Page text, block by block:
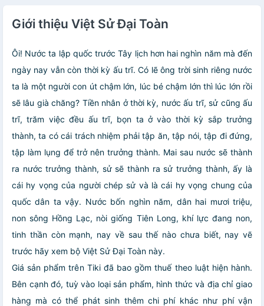
Giới thiệu Việt Sử Đại Toàn
Ôi! Nước ta lập quốc trước Tây lịch hơn hai nghìn năm mà đến
ngày nay vẫn còn thời kỳ ấu trĩ. Có lẽ ông trời sinh riêng nước
ta là một người con út chậm lớn, lúc bé chậm lớn thì lúc lớn rồi
sẽ lâu già chăng? Tiền nhân ở thời kỳ, nước ấu trĩ, sử cũng ấu
trĩ, trăm việc đều ấu trĩ, bọn ta ở vào thời kỳ sắp trưởng
thành, ta có cái trách nhiệm phải tập ăn, tập nói, tập đi đứng,
tập làm lụng để trở nên trưởng thành. Mai sau nước sẽ thành
ra nước trưởng thành, sử sẽ thành ra sử trưởng thành, ấy là
cái hy vọng của người chép sử và là cái hy vọng chung của
quốc dân ta vậy. Nước bốn nghìn năm, dân hai mươi triệu,
non sông Hồng Lạc, nòi giống Tiên Long, khí lực đang non,
tinh thần còn mạnh, nay về sau thế nào chưa biết, nay vẽ
trước hãy xem bộ Việt Sử Đại Toàn này.
Giá sản phẩm trên Tiki đã bao gồm thuế theo luật hiện hành.
Bên cạnh đó, tuỳ vào loại sản phẩm, hình thức và địa chỉ giao
hàng mà có thể phát sinh thêm chi phí khác như phí vận